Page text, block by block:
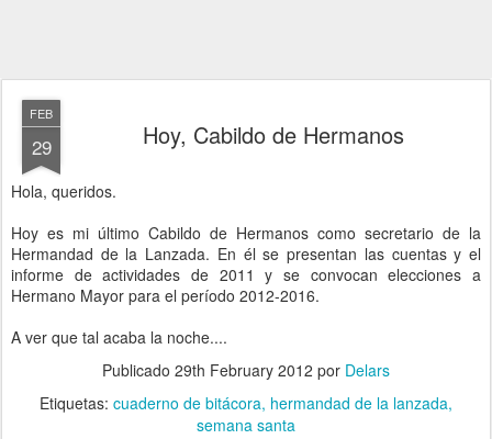
FEB
29 Hoy, Cabildo de Hermanos
Hola, queridos.
Hoy es mi último Cabildo de Hermanos como secretario de la
Hermandad de la Lanzada. En él se presentan las cuentas y el
informe de actividades de 2011 y se convocan elecciones a
Hermano Mayor para el período 2012-2016.
A ver que tal acaba la noche....
Publicado 29th February 2012 por Delars
Etiquetas: cuaderno de bitácora hermandad de la lanzada
semana santa